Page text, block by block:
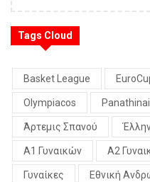
Tags Cloud
Basket League
Olympiacos
Άρτεμις Σπανού
Α1 Γυναικών Α2
Γυναίκες Εθνική